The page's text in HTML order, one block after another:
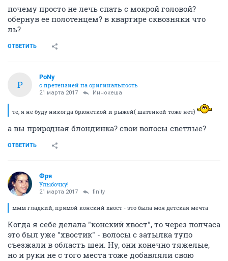
почему просто не лечь спать с мокрой головой?
обернув ее полотенцем? в квартире сквозняки что
ль?
ОТВЕТИТЬ
P
PoNy
с претензией на оригинальность
21 марта 2017 Иннокеша
те, я не буду никогда брюнеткой и рыжей( шатенкой тоже нет)
а вы природная блондинка? свои волосы светлые?
ОТВЕТИТЬ
Фря
Улыбочку!
21 марта 2017 finity
ммм гладкий, прямой конский хвост - это была моя детская мечта
Когда я себе делала "конский хвост", то через полчаса
это был уже "хвостик" - волосы с затылка тупо
съезжали в область шеи. Ну, они конечно тяжелые,
но и руки не с того места тоже добавляли свою